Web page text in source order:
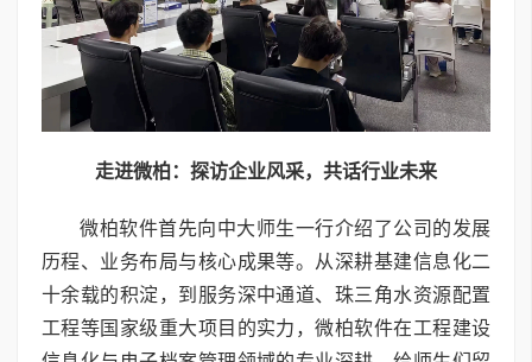
走进微柏：探访企业风采，共话行业未来
微柏软件首先向中大师生一行介绍了公司的发展
历程、业务布局与核心成果等。从深耕基建信息化二
十余载的积淀，到服务深中通道、珠三角水资源配置
工程等国家级重大项目的实力，微柏软件在工程建设